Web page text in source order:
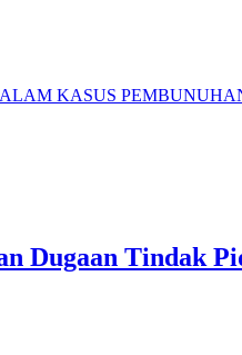
KASUS
Dugaan Tindak